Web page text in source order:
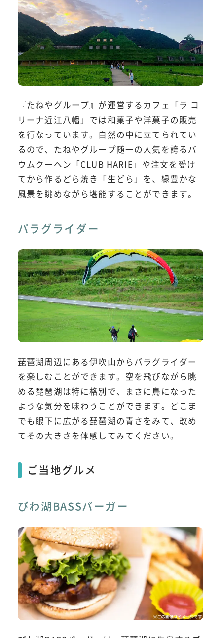
『たねやグループ』が運営するカフェ「ラ コ
リーナ近江八幡」では和菓子や洋菓子の販売
を行なっています。自然の中に立てられてい
るので、たねやグループ随一の人気を誇るバ
ウムクーヘン「CLUB HARIE」や注文を受け
てから作るどら焼き「生どら」を、緑豊かな
風景を眺めながら堪能することができます。
パラグライダー
琵琶湖周辺にある伊吹山からパラグライダー
を楽しむことができます。空を飛びながら眺
める琵琶湖は特に格別で、まさに鳥になった
ような気分を味わうことができます。どこま
でも眼下に広がる琵琶湖の青さをみて、改め
てその大きさを体感してみてください。
ご当地グルメ
びわ湖BASSバーガー